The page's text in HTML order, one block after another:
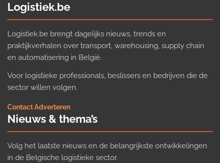
Logistiek.be
Logistiek.be brengt dagelijks nieuws, trends en
praktijkverhalen over transport, warehousing, supply chain
en automatisering in België.
Voor logistieke professionals, beslissers en bedrijven die de
sector willen volgen.
Contact·Adverteren
Nieuws & thema’s
Volg het laatste nieuws en de belangrijkste ontwikkelingen
in de Belgische logistieke sector.